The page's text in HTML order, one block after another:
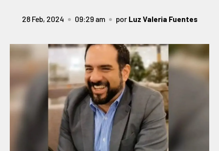
28 Feb, 2024 09:29 am por Luz Valeria Fuentes